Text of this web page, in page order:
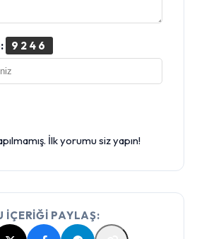
9246
İlk yorumu siz yapın!
İÇERİĞİ PAYLAŞ: